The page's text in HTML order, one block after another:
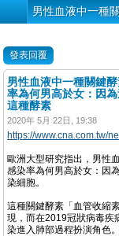
男性血液中一種
發表回覆
男性血液中一種關鍵
率為何男高於女：因
這種酵素
2020年 5月 22日, 19:38
https://www.cna.com.tw/
歐洲大型研究指出，男性
感染率為何男高於女：因
染細胞。
這種關鍵酵素「血管收縮
現，而在2019冠狀病毒疾
染進入肺部過程扮演角色。